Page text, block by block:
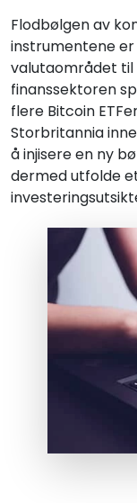
Flodbølgen av
instrumentene
valutaområdet
finanssektoren
flere Bitcoin
Storbritannia
å injisere en ny
dermed utfolde